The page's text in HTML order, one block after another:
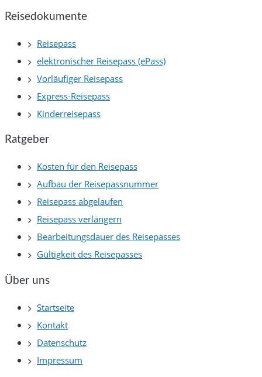
Reisedokumente
Reisepass
elektronischer Reisepass (ePass)
Vorläufiger Reisepass
Express-Reisepass
Kinderreisepass
Ratgeber
Kosten für den Reisepass
Aufbau der Reisepassnummer
Reisepass abgelaufen
Reisepass verlängern
Bearbeitungsdauer des Reisepasses
Gültigkeit des Reisepasses
Über uns
Startseite
Kontakt
Datenschutz
Impressum